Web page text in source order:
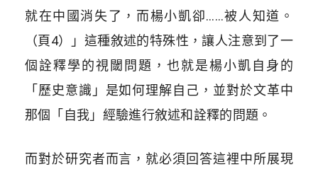
就在中國消失了，而楊小凱卻……被人知道。
（頁4）」這種敘述的特殊性，讓人注意到了一
個詮釋學的視閾問題，也就是楊小凱自身的
「歷史意識」是如何理解自己，並對於文革中
那個「自我」經驗進行敘述和詮釋的問題。
而對於研究者而言，就必須回答這裡中所展現